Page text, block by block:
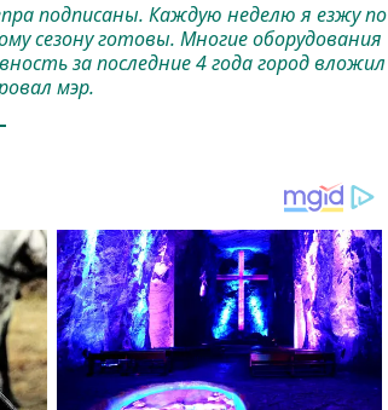
подписаны. Каждую неделю я езжу по
сезону готовы. Многие оборудования
за последние 4 года город вложил
мэр.